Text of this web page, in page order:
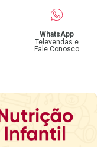
WhatsApp
Televendas e
Fale Conosco